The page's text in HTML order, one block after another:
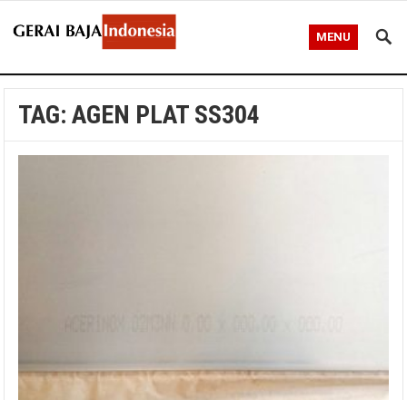
MENU
TAG:AGEN PLAT SS304